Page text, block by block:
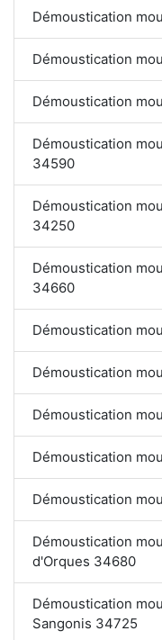
Démoustication
Démoustication
Démoustication
Démoustication
34590
Démoustication
34250
Démoustication
34660
Démoustication
Démoustication
Démoustication
Démoustication
Démoustication
Démoustication
d'Orques 34680
Démoustication
Sangonis 34725